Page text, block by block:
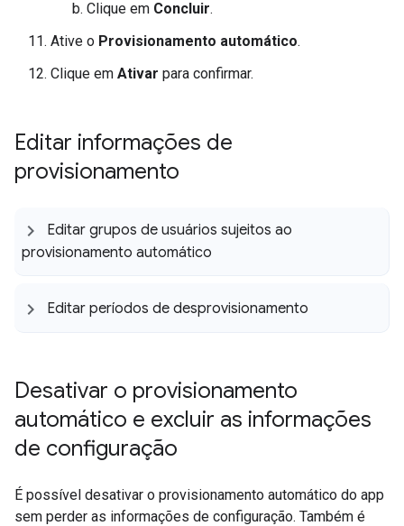
Clique em Concluir.
Ative o Provisionamento automático.
Clique em Ativar para confirmar.
Editar informações de
provisionamento
Editar grupos de usuários sujeitos ao
provisionamento automático
Editar períodos de desprovisionamento
Desativar o provisionamento
automático e excluir as informações
de configuração
É possível desativar o provisionamento automático do app
sem perder as informações de configuração. Também é